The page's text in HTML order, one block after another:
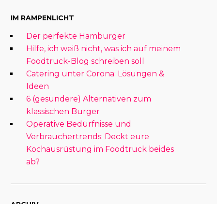
IM RAMPENLICHT
Der perfekte Hamburger
Hilfe, ich weiß nicht, was ich auf meinem
Foodtruck-Blog schreiben soll
Catering unter Corona: Lösungen &
Ideen
6 (gesündere) Alternativen zum
klassischen Burger
Operative Bedürfnisse und
Verbrauchertrends: Deckt eure
Kochausrüstung im Foodtruck beides
ab?